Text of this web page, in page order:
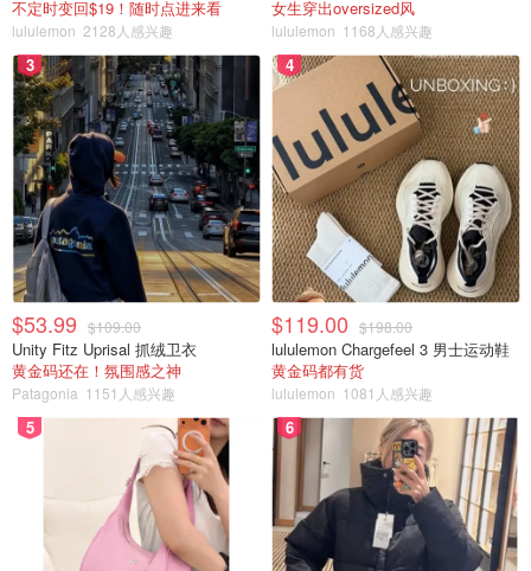
不定时变回$19！随时点进来看
lululemon 2128人感兴趣
女生穿出oversized风
lululemon 1168人感兴趣
3
$53.99 $109.00
Unity Fitz Uprisal 抓绒卫衣
黄金码还在！氛围感之神
Patagonia 1151人感兴趣
4
$119.00 $198.00
lululemon Chargefeel 3 男士运动鞋
黄金码都有货
lululemon 1081人感兴趣
5 6